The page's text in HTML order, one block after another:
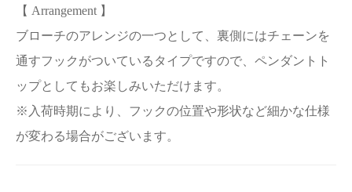
【 Arrangement 】
ブローチのアレンジの一つとして、裏側にはチェーンを
通すフックがついているタイプですので、ペンダントト
ップとしてもお楽しみいただけます。
※入荷時期により、フックの位置や形状など細かな仕様
が変わる場合がございます。